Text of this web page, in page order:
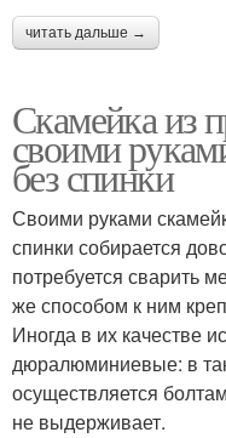
читать дальше →
Скамейка из
своими
без спинки
Своими руками
спинки собирается
потребуется сварить
же способом к ним
Иногда в их качестве
дюралюминиевые: в
осуществляется
не выдерживает.